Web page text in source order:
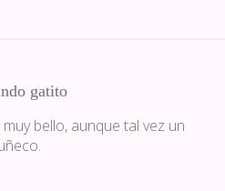
gatito
bello, aunque tal vez un